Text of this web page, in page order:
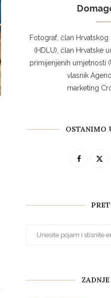
Fotograf, član
(HDLU), član Hrvatske
primijenjenih umjetnosti
vlasnik
marketing
OSTANIMO